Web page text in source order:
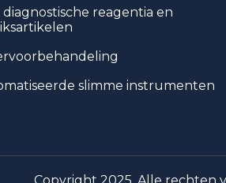
reagentia en
slimme instrumenten
Copyright 2025. Alle rechten